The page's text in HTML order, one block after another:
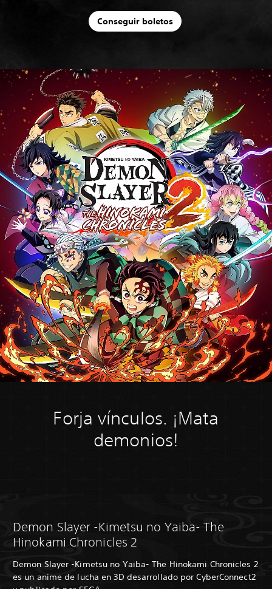
Conseguir boletos
Forja vínculos. ¡Mata
demonios!
Demon Slayer -Kimetsu no Yaiba- The
Hinokami Chronicles 2
Demon Slayer -Kimetsu no Yaiba- The Hinokami Chronicles 2
es un anime de lucha en 3D desarrollado por CyberConnect2